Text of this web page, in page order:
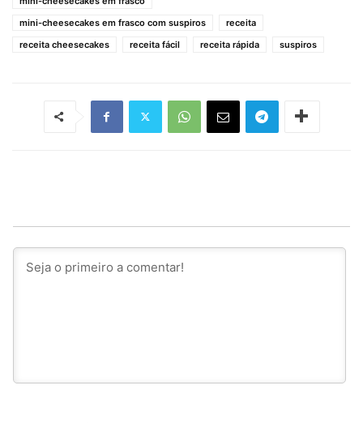
mini-cheesecakes em frasco com suspiros
receita
receita cheesecakes
receita fácil receita rápida suspiros